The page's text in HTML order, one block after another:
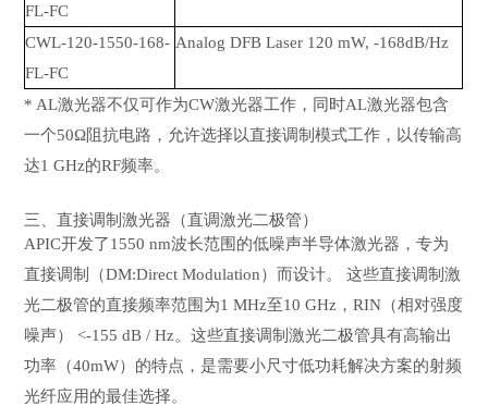
FL-FC
CWL-120-1550-168-
FL-FC
Analog DFB Laser 120 mW, -168dB/Hz
* AL激光器不仅可作为CW激光器工作，同时AL激光器包含
一个50Ω阻抗电路，允许选择以直接调制模式工作，以传输高
达1 GHz的RF频率。
三、直接调制激光器（直调激光二极管）
APIC开发了1550 nm波长范围的低噪声半导体激光器，专为
直接调制（DM:Direct Modulation）而设计。 这些直接调制激
光二极管的直接频率范围为1 MHz至10 GHz，RIN（相对强度
噪声） <-155 dB / Hz。这些直接调制激光二极管具有高输出
功率（40mW）的特点，是需要小尺寸低功耗解决方案的射频
光纤应用的最佳选择。